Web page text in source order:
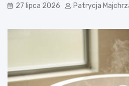
27 lipca 2026 Patrycja